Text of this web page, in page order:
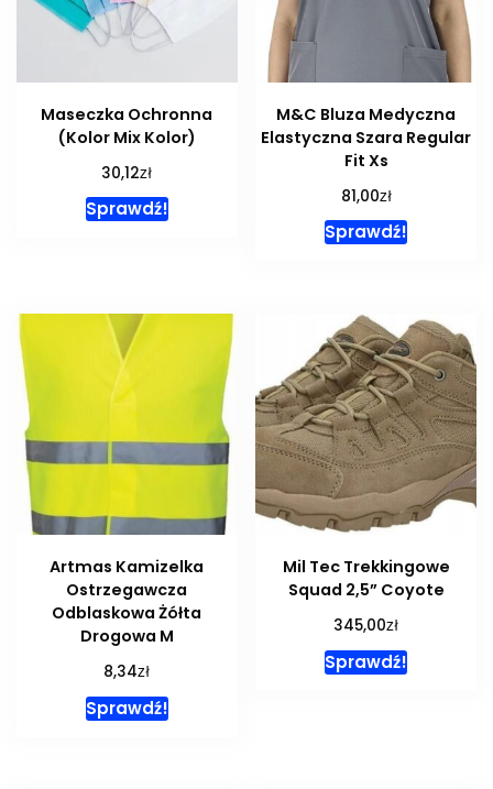
Maseczka Ochronna
(Kolor Mix Kolor)
30,12zł
Sprawdź!
M&C Bluza Medyczna
Elastyczna Szara Regular
Fit Xs
81,00zł
Sprawdź!
Artmas Kamizelka
Ostrzegawcza
Odblaskowa Żółta
Drogowa M
8,34zł
Sprawdź!
Mil Tec Trekkingowe
Squad 2,5” Coyote
345,00zł
Sprawdź!